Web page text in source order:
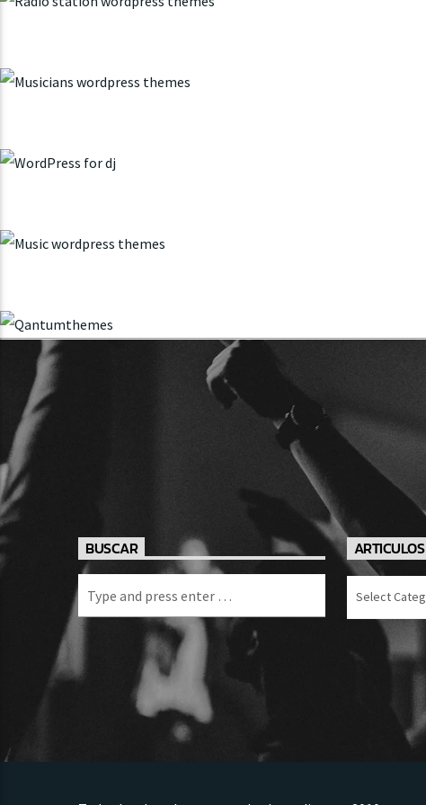
BUSCAR ARTICULOS